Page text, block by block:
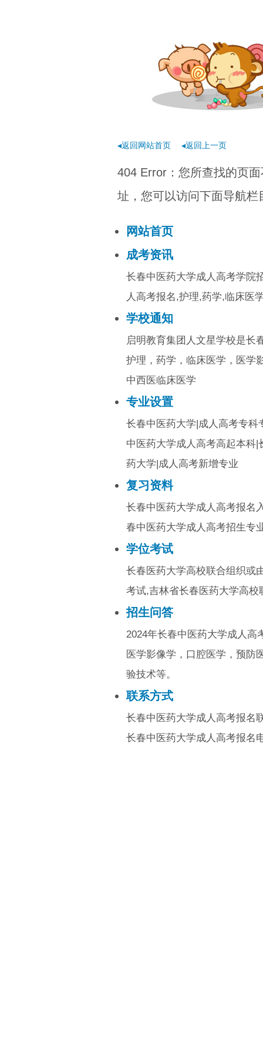
◂返回网站首页 ◂返回上一页
404 Error：您所查找的页
址，您可以访问下面导航栏
网站首页
成考资讯
长春中医药大学成人高考学院
人高考报名,护理,药学,临床医
学校通知
启明教育集团人文星学校是长
护理，药学，临床医学，医学
中西医临床医学
专业设置
长春中医药大学|成人高考专
中医药大学成人高考高起本科
药大学|成人高考新增专业
复习资料
长春中医药大学成人高考报名
春中医药大学成人高考招生专
学位考试
长春医药大学高校联合组织或
考试,吉林省长春医药大学高
招生问答
2024年长春中医药大学成人高
医学影像学，口腔医学，预防
验技术等。
联系方式
长春中医药大学成人高考报名
长春中医药大学成人高考报名